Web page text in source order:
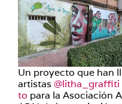
Un proyecto que han
artistas @litha_graffiti
to para la Asociación